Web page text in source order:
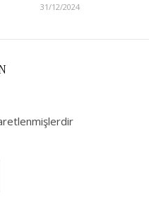
31/12/2024